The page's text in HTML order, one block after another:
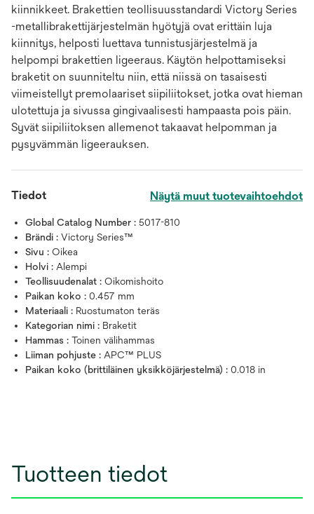
kiinnikkeet. Brakettien teollisuusstandardi Victory Series
-metallibrakettijärjestelmän hyötyjä ovat erittäin luja
kiinnitys, helposti luettava tunnistusjärjestelmä ja
helpompi brakettien ligeeraus. Käytön helpottamiseksi
braketit on suunniteltu niin, että niissä on tasaisesti
viimeistellyt premolaariset siipiliitokset, jotka ovat hieman
ulotettuja ja sivussa gingivaalisesti hampaasta pois päin.
Syvät siipiliitoksen allemenot takaavat helpomman ja
pysyvämmän ligeerauksen.
Tiedot Näytä muut tuotevaihtoehdot
Global Catalog Number : 5017-810
Brändi : Victory Series™
Sivu : Oikea
Holvi : Alempi
Teollisuudenalat : Oikomishoito
Paikan koko : 0.457 mm
Materiaali : Ruostumaton teräs
Kategorian nimi : Braketit
Hammas : Toinen välihammas
Liiman pohjuste : APC™ PLUS
Paikan koko (brittiläinen yksikköjärjestelmä) : 0.018 in
Tuotteen tiedot